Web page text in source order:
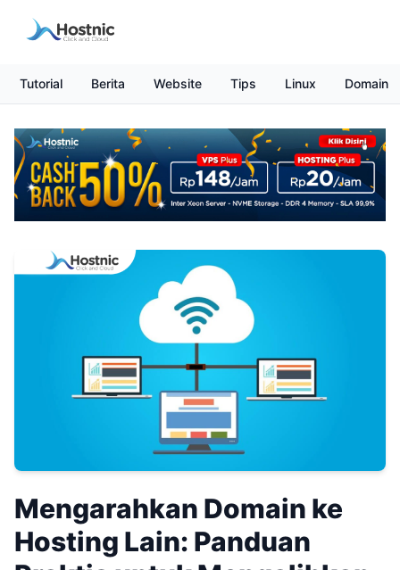
Tutorial Berita Website Tips Linux Domain
Mengarahkan Domain ke
Hosting Lain: Panduan